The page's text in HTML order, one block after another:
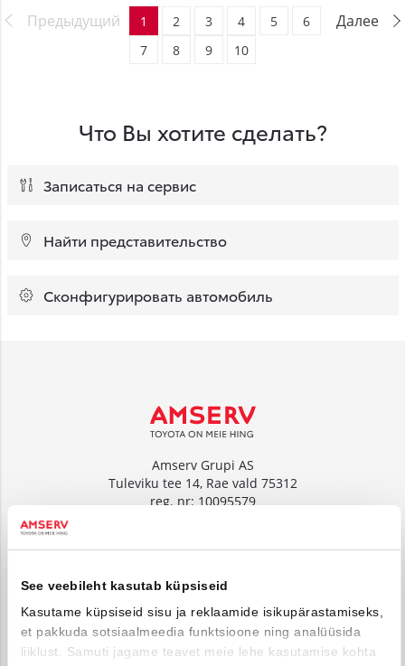
See veebileht kasutab küpsiseid
Kasutame küpsiseid sisu ja reklaamide isikupärastamiseks,
et pakkuda sotsiaalmeedia funktsioone ning analüüsida
liiklust. Samuti jagame teavet meie lehe kasutamise kohta
Предыдущий Далее
1 2 3 4 5
6
7
8 9 10
Что Вы хотите сделать?
Записаться на сервис
Найти представительство
Сконфигурировать автомобиль
Amserv Grupi AS
Tuleviku tee 14, Rae vald 75312
reg. nr: 10095579
Tuleviku tee 14, Rae vald 75312
reg. nr: 10000018
www.amservauto.ee